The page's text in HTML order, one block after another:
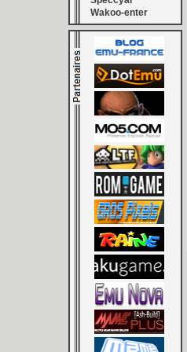
Wakoo-enter